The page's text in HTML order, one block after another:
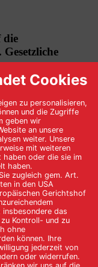
die
Rahmen der
Daten (Name, E-Mail-
Gewinnspiels.
(Vertragserfüllung).
und Ablauf
spätestens
Gewinner:in zum
Events
hierfür ist Art. 6
Datenschutzhinweisen
die Rechte auf